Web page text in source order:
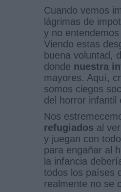
Cuando vemos
lágrimas de
y no
Viendo estas
buena voluntad,
donde nuestra
mayores. Aquí,
somos ciegos
del horror infantil
Nos
refugiados al
y juegan con
para engañar al
la infancia
todos los países
realmente no se